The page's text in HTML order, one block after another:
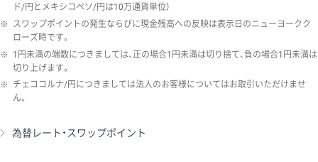
ド/円とメキシコペソ/円は10万通貨単位）
※ スワップポイントの発生ならびに現金残高への反映は表示日のニューヨークク
ローズ時です。
※ 1円未満の端数につきましては、正の場合1円未満は切り捨て、負の場合1円未満は
切り上げます。
※ チェココルナ/円につきましては法人のお客様についてはお取引いただけませ
ん。
為替レート・スワップポイント